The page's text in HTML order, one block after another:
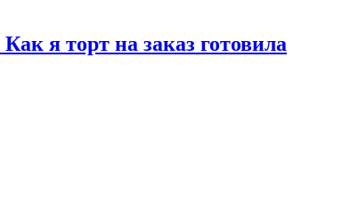
Как я торт на заказ готовила